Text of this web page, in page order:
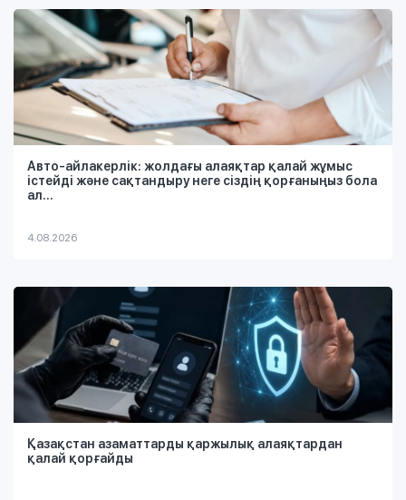
Авто-айлакерлік: жолдағы алаяқтар қалай жұмыс
істейді және сақтандыру неге сіздің қорғаныңыз бола
ал...
4.08.2026
Қазақстан азаматтарды қаржылық алаяқтардан
қалай қорғайды